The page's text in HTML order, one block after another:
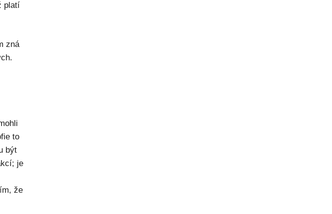
platí
zná
to
být
je
že